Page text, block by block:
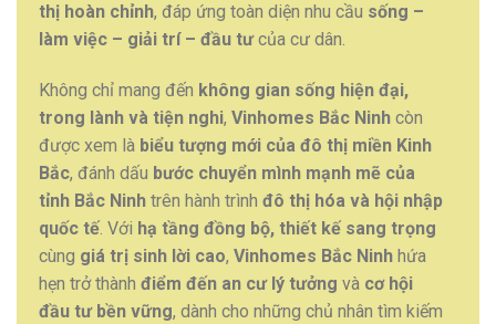
thị hoàn chỉnh, đáp ứng toàn diện nhu cầu sống –
làm việc – giải trí – đầu tưcủa cư dân.
Không chỉ mang đến không gian sống hiện đại,
trong lành và tiện nghi, Vinhomes Bắc Ninh còn
được xem là biểu tượng mới của đô thị miền Kinh
Bắc, đánh dấu bước chuyển mình mạnh mẽ của
tỉnh Bắc Ninh trên hành trình đô thị hóa và hội nhập
quốc tế. Với hạ tầng đồng bộ, thiết kế sang trọng
cùng giá trị sinh lời cao, Vinhomes Bắc Ninh hứa
hẹn trở thành điểm đến an cư lý tưởng và cơ hội
đầu tư bền vững, dành cho những chủ nhân tìm kiếm